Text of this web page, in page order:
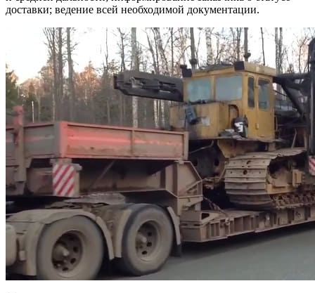
доставки; ведение всей необходимой документации.